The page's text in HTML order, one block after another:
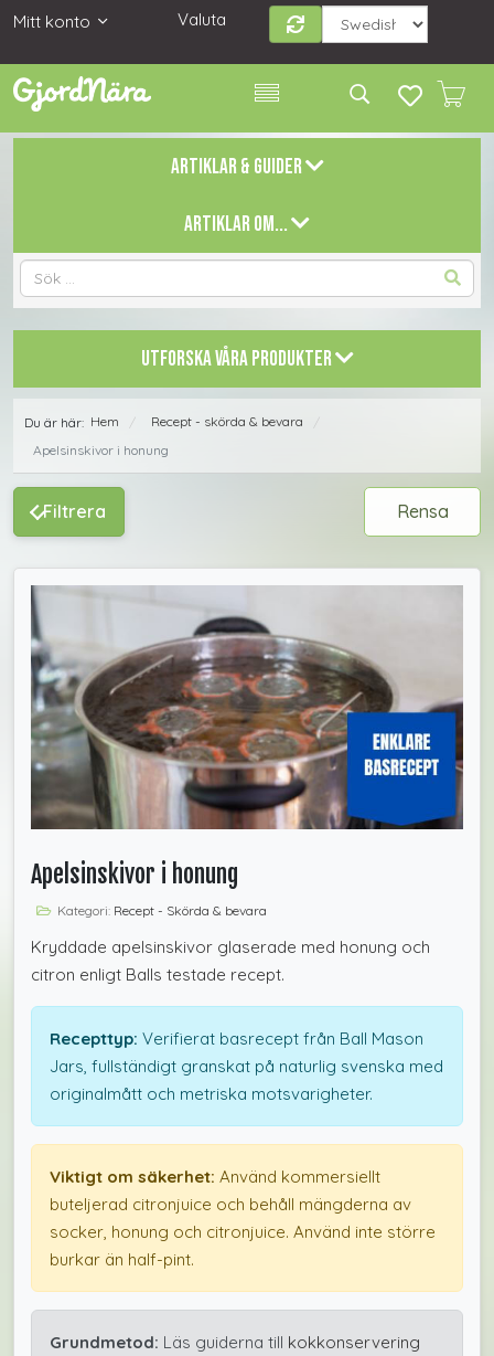
Mitt konto Valuta
ARTIKLAR & GUIDER
ARTIKLAR OM...
UTFORSKA VÅRA PRODUKTER
Du är här: Hem / Recept - skörda & bevara
Apelsinskivor i honung
Filtrera Rensa
Apelsinskivor i honung
Kategori: Recept - Skörda & bevara
Kryddade apelsinskivor glaserade med honung och
citron enligt Balls testade recept.
Recepttyp: Verifierat basrecept från Ball Mason
Jars, fullständigt granskat på naturlig svenska med
originalmått och metriska motsvarigheter.
Viktigt om säkerhet: Använd kommersiellt
buteljerad citronjuice och behåll mängderna av
socker, honung och citronjuice. Använd inte större
burkar än half-pint.
Grundmetod: Läs guiderna till kokkonservering